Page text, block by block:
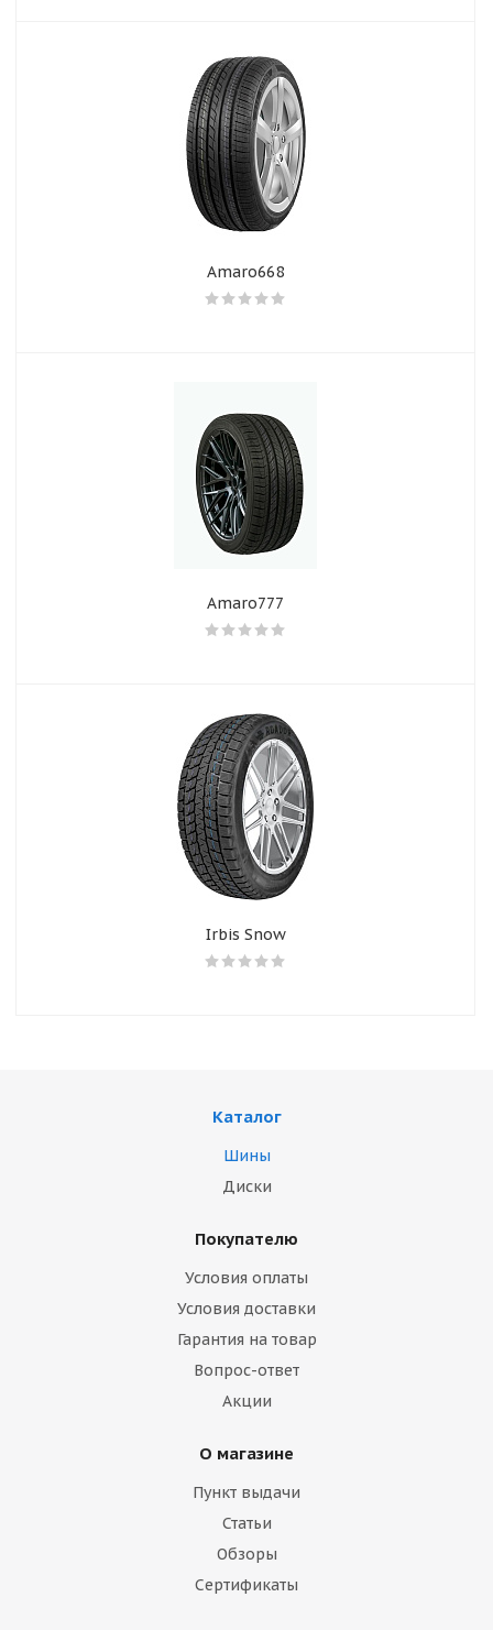
Amaro668
Amaro777
Irbis Snow
Каталог
Шины
Диски
Покупателю
Условия оплаты
Условия доставки
Гарантия на товар
Вопрос-ответ
Акции
О магазине
Пункт выдачи
Статьи
Обзоры
Сертификаты